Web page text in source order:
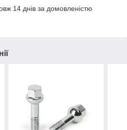
14 днів за домовленістю